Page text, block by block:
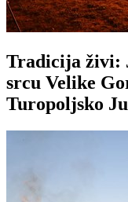
Tradicija živi:
srcu Velike
Turopoljsko